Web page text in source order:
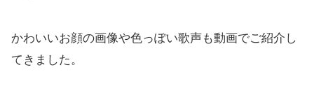
かわいいお顔の画像や色っぽい歌声も動画でご紹介し
てきました。